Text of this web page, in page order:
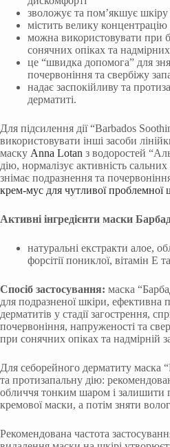
зволожує та пом’якшує шкіру
містить велику
можна використовувати при
сонячних опіках та
це “швидка допомога” для
почервоніння та свербіжу
надає заспокійливу та
дерматиті.
Для підсилення дії “Barbados
використовувати інші засоби
маску Anna Lotan з водоростей
дію, нормалізує активність
знімає подразнення та
крем-мус для чутливої проблемної
Активні інгредієнти маски
натуральні екстракти алое,
форсітії пониклої, вітамін Е
Спосіб застосування: маска
для подразненої шкіри, ефективна
дерматитів у стадії загострення,
почервоніння, напруженості та
при сонячних опіках та надмірній
Для себорейного дерматиту маска
та протизапальну дію:
обличчя тонким шаром і залишити
кремової маски, а потім зняти
Рекомендована частота